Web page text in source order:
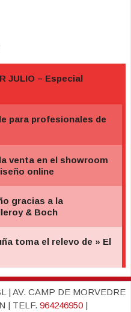
| AV. CAMP DE MORVEDRE
| TELF. 964246950|